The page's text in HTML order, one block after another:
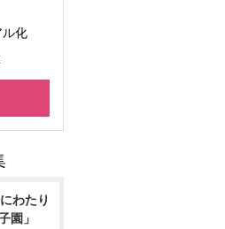
ル化
わたり
園」